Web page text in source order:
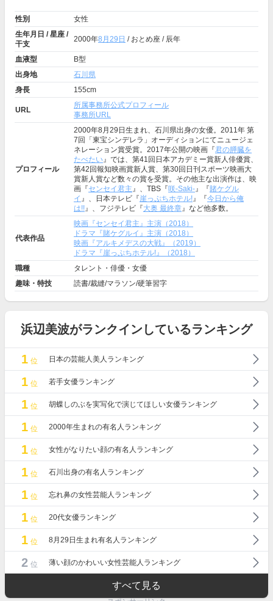
性別
女性
生年月日 / 星座 /
干支
2000年8月29日 / おとめ座 / 辰年
血液型
B型
出身地
石川県
身長
155cm
URL
所属事務所公式プロフィール
事務所URL
プロフィール
2000年8月29日生まれ、石川県出身の女優。2011年 第
7回「東宝シンデレラ」オーディションにてニュージェ
ネレーション賞受賞。2017年公開の映画『君の膵臓を
たべたい』では、第41回日本アカデミー賞新人俳優賞、
第42回報知映画賞新人賞、第30回日刊スポーツ映画大
賞新人賞など数々の賞を受賞。その他主な出演作は、映
画『センセイ君主』、TBS『咲-Saki-』『賭ケグル
イ 』、日本テレビ『崖っぷちホテル!』『今日から俺
は!!』、フジテレビ『大奥 最終章』など他多数。
代表作品
映画『センセイ君主』主演（2018）
ドラマ『賭ケグルイ』主演（2018）
映画『アルキメデスの大戦』（2019）
ドラマ『崖っぷちホテル!』（2018）
職種
タレント・俳優・女優
趣味・特技
読書/裁縫/マラソン/硬筆習字
浜辺美波がランクインしているランキング
1 位 日本の芸能人美人ランキング
1 位 若手女優ランキング
1 位 胡蝶しのぶを実写化で演じてほしい女優ランキング
1 位 2000年生まれの有名人ランキング
1 位 女性がなりたい顔の有名人ランキング
1 位 石川出身の有名人ランキング
1 位 忘れ鼻の女性芸能人ランキング
1 位 20代女優ランキング
1 位 8月29日生まれ有名人ランキング
2 位 薄い顔のかわいい女性芸能人ランキング
すべて見る